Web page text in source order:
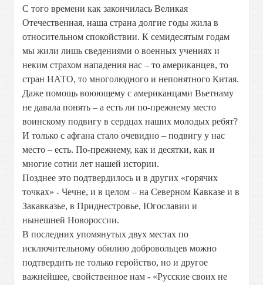
С того времени как закончилась Великая
Отечественная, наша страна долгие годы жила в
относительном спокойствии. К семидесятым годам
мы жили лишь сведениями о военных учениях и
неким страхом нападения нас – то американцев, то
стран НАТО, то многолюдного и непонятного Китая.
Даже помощь воюющему с американцами Вьетнаму
не давала понять – а есть ли по-прежнему место
воинскому подвигу в сердцах наших молодых ребят?
И только с афгана стало очевидно – подвигу у нас
место – есть. По-прежнему, как и десятки, как и
многие сотни лет нашей истории.
Позднее это подтвердилось и в других «горячих
точках» - Чечне, и в целом – на Северном Кавказе и в
Закавказье, в Приднестровье, Югославии и
нынешней Новороссии.
В последних упомянутых двух местах по
исключительному обилию добровольцев можно
подтвердить не только геройство, но и другое
важнейшее, свойственное нам - «Русские своих не